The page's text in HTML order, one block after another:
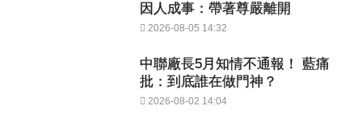
因人成事：帶著尊嚴離開
2026-08-05 14:32
中聯廠長5月知情不通報！ 藍痛
批：到底誰在做門神？
2026-08-02 14:04